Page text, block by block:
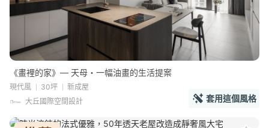
《畫裡的家》— 天母・一幅油畫的生活提案
現代風 30坪
新成屋
大丘國際空間設計
套用這個風格